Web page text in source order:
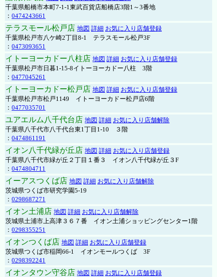
千葉県船橋市本町7-1-1東武百貨店船橋店3階1～3番地
： 0474243661
テラスモール松戸店 地図 詳細 お気に入り店舗登録
千葉県松戸市八ケ崎2丁目8-1 テラスモール松戸3F
： 0473093651
イトーヨーカドー八柱店 地図 詳細 お気に入り店舗登録
千葉県松戸市日暮1-15-8イトーヨーカドー八柱 3階
： 0477045261
イトーヨーカドー松戸店 地図 詳細 お気に入り店舗登録
千葉県松戸市松戸1149 イトーヨーカドー松戸店6階
： 0477035701
ユアエルム八千代台店 地図 詳細 お気に入り店舗解除
千葉県八千代市八千代台東1丁目1-10 ３階
： 0474861191
イオン八千代緑が丘店 地図 詳細 お気に入り店舗登録
千葉県八千代市緑が丘２丁目１番３ イオン八千代緑が丘３F
： 0474804711
イーアスつくば店 地図 詳細 お気に入り店舗解除
茨城県つくば市研究学園5-19
： 0298687271
イオン土浦店 地図 詳細 お気に入り店舗解除
茨城県土浦市上高津３６７番 イオン土浦ショッピングセンター1階
： 0298355251
イオンつくば店 地図 詳細 お気に入り店舗登録
茨城県つくば市稲岡66-1 イオンモールつくば 3F
： 0298392241
イオンタウン守谷店 地図 詳細 お気に入り店舗登録